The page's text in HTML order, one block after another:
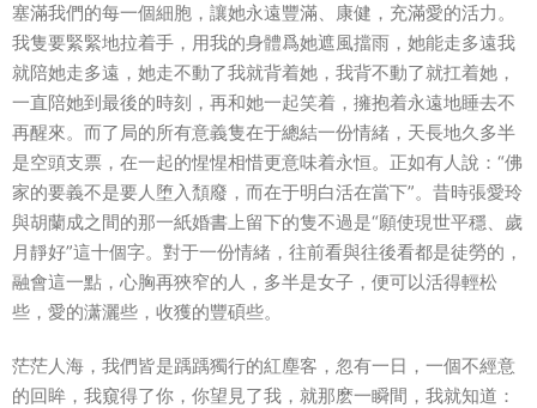
塞滿我們的每一個細胞，讓她永遠豐滿、康健，充滿愛的活力。
我隻要緊緊地拉着手，用我的身體爲她遮風擋雨，她能走多遠我
就陪她走多遠，她走不動了我就背着她，我背不動了就扛着她，
一直陪她到最後的時刻，再和她一起笑着，擁抱着永遠地睡去不
再醒來。而了局的所有意義隻在于總結一份情緒，天長地久多半
是空頭支票，在一起的惺惺相惜更意味着永恒。正如有人說：“佛
家的要義不是要人堕入頹廢，而在于明白活在當下”。昔時張愛玲
與胡蘭成之間的那一紙婚書上留下的隻不過是“願使現世平穩、歲
月靜好”這十個字。對于一份情緒，往前看與往後看都是徒勞的，
融會這一點，心胸再狹窄的人，多半是女子，便可以活得輕松
些，愛的潇灑些，收獲的豐碩些。
茫茫人海，我們皆是踽踽獨行的紅塵客，忽有一日，一個不經意
的回眸，我窺得了你，你望見了我，就那麽一瞬間，我就知道：